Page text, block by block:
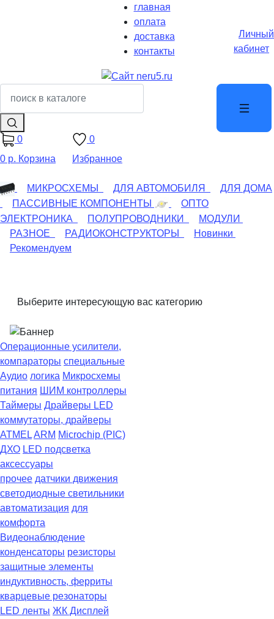
главная
оплата
доставка
контакты
Личный
кабинет
0
0 р. Корзина
0
Избранное
МИКРОСХЕМЫ ДЛЯ АВТОМОБИЛЯ
ДЛЯ ДОМА
ПАССИВНЫЕ КОМПОНЕНТЫ
ОПТО
ЭЛЕКТРОНИКА
ПОЛУПРОВОДНИКИ
МОДУЛИ
РАЗНОЕ
РАДИОКОНСТРУКТОРЫ
Новинки
Рекомендуем
Выберите интересующую вас категорию
Операционные усилители,
компараторы специальные
Аудио логика Микросхемы
питания ШИМ контроллеры
Таймеры Драйверы LED
коммутаторы, драйверы
ATMELARM Microchip (PIC)
ДХО LED подсветка
аксессуары
прочее датчики движения
светодиодные светильники
автоматизация для
комфорта
Видеонаблюдение
конденсаторы резисторы
защитные элементы
индуктивность, ферриты
кварцевые резонаторы
LED ленты ЖК Дисплей